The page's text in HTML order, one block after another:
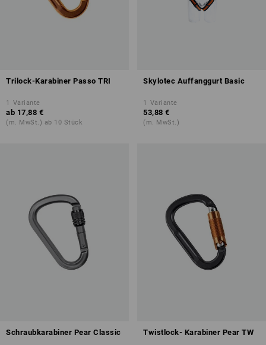
Trilock-Karabiner Passo TRI
1 Variante
ab 17,88 €
(m. MwSt.) ab 10 Stück
Skylotec Auffanggurt Basic
1 Variante
53,88 €
(m. MwSt.)
Schraubkarabiner Pear Classic Twistlock- Karabiner Pear TW